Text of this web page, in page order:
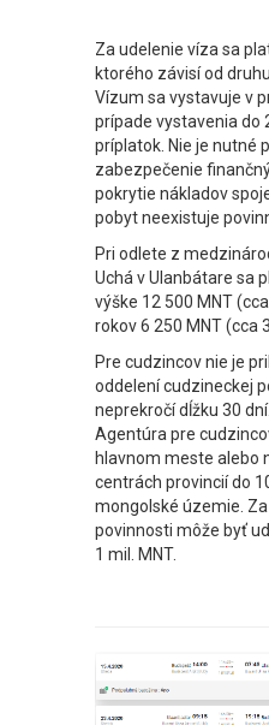
Za udelenie víza sa
ktorého závisí od
Vízum sa vystavuje v
prípade vystavenia do
príplatok. Nie je nutné
zabezpečenie
pokrytie nákladov
pobyt neexistuje
Pri odlete z
Uchá v Ulanbátare sa
výške 12 500 MNT
rokov 6 250 MNT (cca
Pre cudzincov nie je
oddelení cudzineckej
neprekročí dĺžku 30
Agentúra pre
hlavnom meste alebo
centrách provincií do
mongolské územie.
povinnosti môže byť
1 mil. MNT.